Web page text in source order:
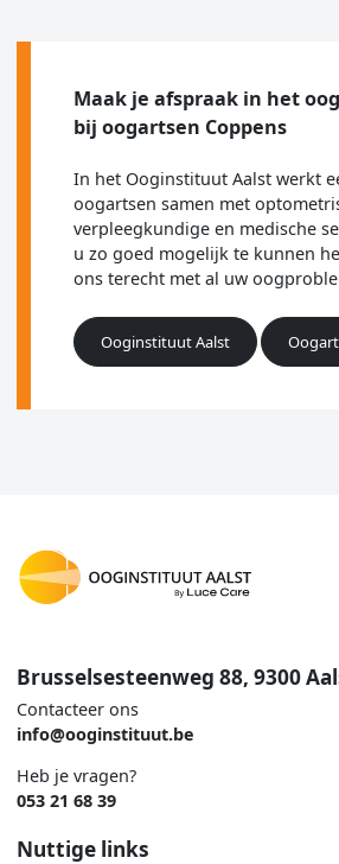
Maak je afspraak in het
bij oogartsen Coppens
In het Ooginstituut Aalst werkt
oogartsen samen met
verpleegkundige en medische
u zo goed mogelijk te kunnen
ons terecht met al uw
Ooginstituut Aalst
Brusselsesteenweg 88, 9300
Contacteer ons
info@ooginstituut.be
Heb je vragen?
053 21 68 39
Nuttige links